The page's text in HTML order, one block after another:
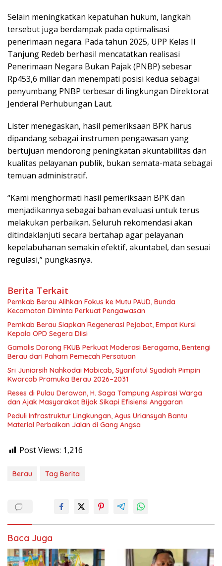
Selain meningkatkan kepatuhan hukum, langkah
tersebut juga berdampak pada optimalisasi
penerimaan negara. Pada tahun 2025, UPP Kelas II
Tanjung Redeb berhasil mencatatkan realisasi
Penerimaan Negara Bukan Pajak (PNBP) sebesar
Rp453,6 miliar dan menempati posisi kedua sebagai
penyumbang PNBP terbesar di lingkungan Direktorat
Jenderal Perhubungan Laut.
Lister menegaskan, hasil pemeriksaan BPK harus
dipandang sebagai instrumen pengawasan yang
bertujuan mendorong peningkatan akuntabilitas dan
kualitas pelayanan publik, bukan semata-mata sebagai
temuan administratif.
“Kami menghormati hasil pemeriksaan BPK dan
menjadikannya sebagai bahan evaluasi untuk terus
melakukan perbaikan. Seluruh rekomendasi akan
ditindaklanjuti secara bertahap agar pelayanan
kepelabuhanan semakin efektif, akuntabel, dan sesuai
regulasi,” pungkasnya.
Berita Terkait
Pemkab Berau Alihkan Fokus ke Mutu PAUD, Bunda
Kecamatan Diminta Perkuat Pengawasan
Pemkab Berau Siapkan Regenerasi Pejabat, Empat Kursi
Kepala OPD Segera Diisi
Gamalis Dorong FKUB Perkuat Moderasi Beragama, Bentengi
Berau dari Paham Pemecah Persatuan
Sri Juniarsih Nahkodai Mabicab, Syarifatul Syadiah Pimpin
Kwarcab Pramuka Berau 2026–2031
Reses di Pulau Derawan, H. Saga Tampung Aspirasi Warga
dan Ajak Masyarakat Bijak Sikapi Efisiensi Anggaran
Peduli Infrastruktur Lingkungan, Agus Uriansyah Bantu
Material Perbaikan Jalan di Gang Angsa
Post Views: 1,216
Berau Tag Berita
Baca Juga